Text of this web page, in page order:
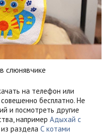
слюнявчике
на телефон или
бесплатно. Не
и посмотреть другие
например Адыхай с
из раздела С котами